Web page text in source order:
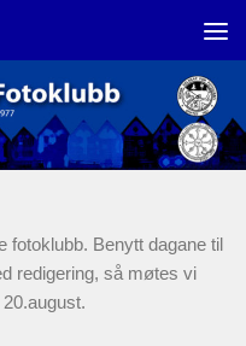
fotoklubb. Benytt dagane til
redigering, så møtes vi